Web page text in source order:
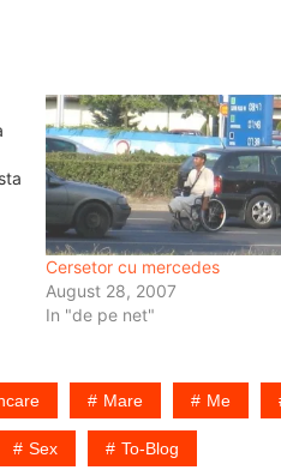
Cersetor cu mercedes
August 28, 2007
In "de pe net"
Mare Me
Sex To-Blog